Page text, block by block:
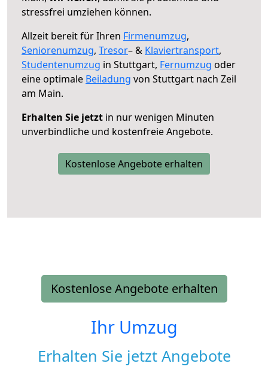
stressfrei umziehen können.
Allzeit bereit für Ihren Firmenumzug,
Seniorenumzug, Tresor– & Klaviertransport,
Studentenumzug in Stuttgart, Fernumzug oder
eine optimale Beiladung von Stuttgart nach Zeil
am Main.
Erhalten Sie jetzt in nur wenigen Minuten
unverbindliche und kostenfreie Angebote.
Kostenlose Angebote erhalten
Kostenlose Angebote erhalten
Ihr Umzug
Erhalten Sie jetzt Angebote